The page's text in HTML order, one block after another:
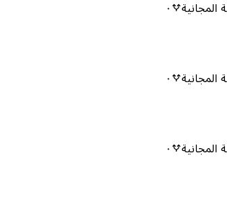
المجانية ٠
المجانية ٠
المجانية ٠